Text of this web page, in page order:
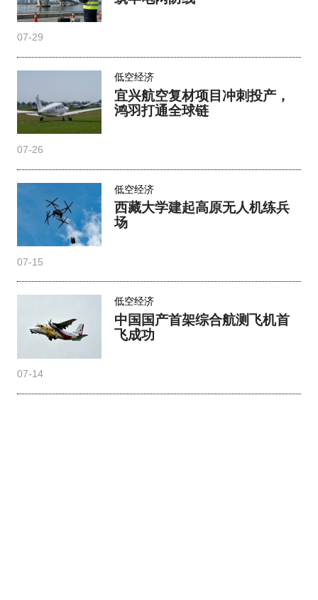
07-29
低空经济
宜兴航空复材项目冲刺投产，
鸿羽打通全球链
07-26
低空经济
西藏大学建起高原无人机练兵
场
07-15
低空经济
中国国产首架综合航测飞机首
飞成功
07-14